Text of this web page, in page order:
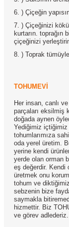
6. ) Çiçeğin
7. ) Çiçeğinizi
kurtarın. toprağın
çiçeğinizi
8. ) Toprak
TOHUMEVİ
Her insan, canlı
parçaları eksilmiş
doğada aynen
Yediğimiz
tohumlarımıza
oda yerel üretim.
yerine kendi
yerde olan orman
eş değerdir. Kendi
üretmek onu
tohum ve
sebzenin bize
saymakla
hizmettir. Biz
ve görev adlederiz.